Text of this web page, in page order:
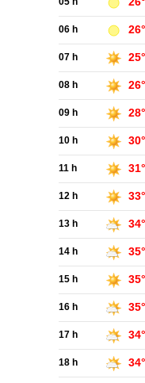
06 h 26°
07 h 25°
08 h 26°
09 h 28°
10 h 30°
11 h 31°
12 h 33°
13 h 34°
14 h 35°
15 h 35°
16 h 35°
17 h 34°
18 h 34°